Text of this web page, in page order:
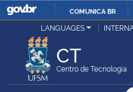
COMUNICA BR
Ministério da Justiça e Segurança
Ministério da Defesa
LANGUAGES
CT
Centro de Tecnologia